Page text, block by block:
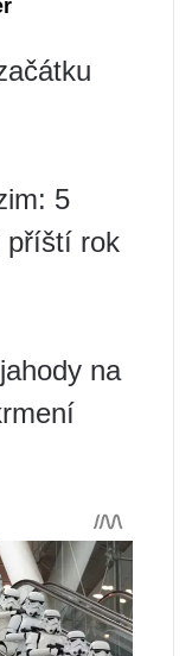
5
příští rok
na